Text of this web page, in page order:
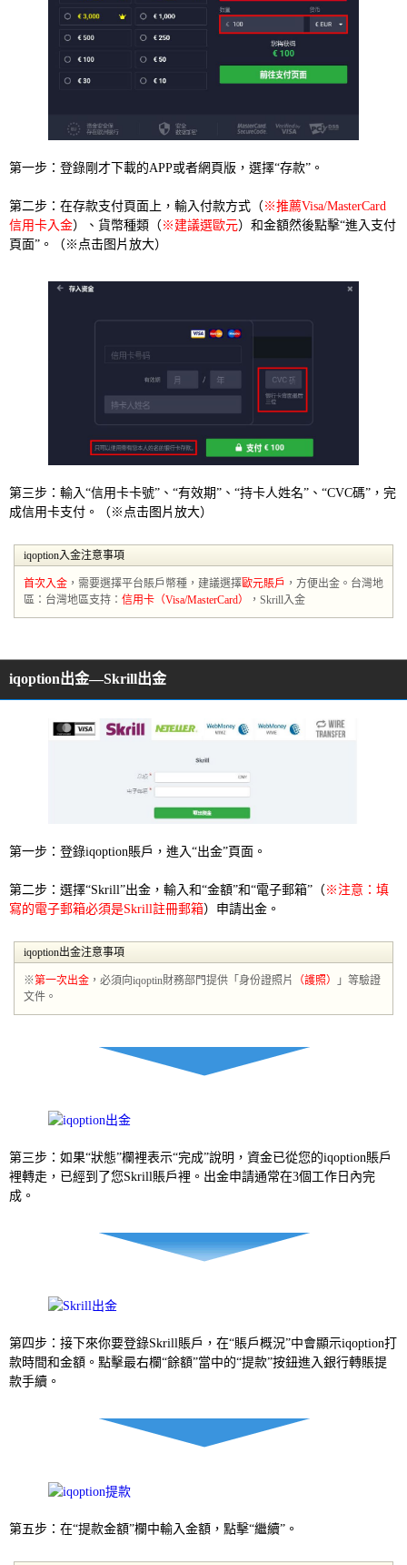
第一步：登錄剛才下載的APP或者網頁版，選擇“存款”。
第二步：在存款支付頁面上，輸入付款方式（ ※推薦Visa/MasterCard
信用卡入金）、貨幣種類（ ※建議選歐元）和金額然後點擊“進入支付
頁面”。（※点击图片放大）
第三步：輸入“信用卡卡號”、“有效期”、“持卡人姓名”、“CVC碼”，完
成信用卡支付。（※点击图片放大）
iqoption入金注意事項
首次入金 ，需要選擇平台賬戶幣種，建議選擇歐元賬戶 ，方便出金。台灣地
區：台灣地區支持： 信用卡（Visa/MasterCard） ，Skrill入金
iqoption出金—Skrill出金
第一步：登錄iqoption賬戶，進入“出金”頁面。
第二步：選擇“Skrill”出金，輸入和“金額”和“電子郵箱”（※注意：填
寫的電子郵箱必須是Skrill註冊郵箱）申請出金。
iqoption出金注意事項
※第一次出金 ，必須向iqoptin財務部門提供「身份證照片 （護照）
」等驗證
文件。
第三步：如果“狀態”欄裡表示“完成”說明，資金已從您的iqoption賬戶
裡轉走，已經到了您Skrill賬戶裡。出金申請通常在3個工作日內完
成。
第四步：接下來你要登錄Skrill賬戶，在“賬戶概況”中會顯示iqoption打
款時間和金額。點擊最右欄“餘額”當中的“提款”按鈕進入銀行轉賬提
款手續。
第五步：在“提款金額”欄中輸入金額，點擊“繼續”。